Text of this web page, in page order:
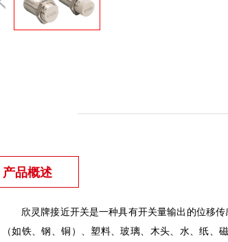
产品概述
欣灵牌接近开关是一种具有开关量输出的位移
（如铁、钢、铜）、塑料、玻璃、木头、水、纸